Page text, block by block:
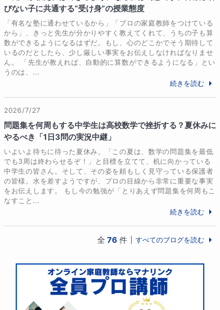
びない子に共通する“受け身”の授業態度
「有名な塾に通わせているから」「プロの家庭教師をつけている
から」、きっと先生が分かりやすく教えてくれて、うちの子も算
数ができるようになるはずだ。もし、心のどこかでそう期待して
いるのだとしたら、少し厳しい事実をお伝えしなければなりませ
ん。 「先生が教えれば、自動的に算数ができるようになる」とい
うのは、...
続きを読む
2026/7/27
問題集を何周もする中学生は高校数学で挫折する？夏休みに
やるべき「1日3問の実況中継」
いよいよ待ちに待った夏休み。「この夏は、数学の問題集を最低
でも3周は終わらせるぞ！」と目標を立てて、机に向かっている
中学生の皆さん。そして、その姿を頼もしく見守っている保護者
の皆様。水を差すようですが、プロの目線から非常に重要な事実
をお伝えします。 もし今の勉強が「とりあえず問題集を何周もこ
なすこと...
続きを読む
全 76 件 すべてのブログを読む